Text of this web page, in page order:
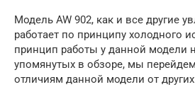
Модель AW 902, как и все другие
работает по принципу холодного
принцип работы у данной модели
упомянутых в обзоре, мы
отличиям данной модели от